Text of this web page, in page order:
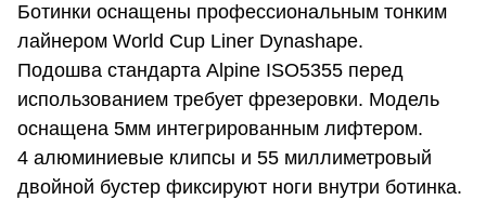
Ботинки оснащены профессиональным тонким
лайнером World Cup Liner Dynashape.
Подошва стандарта Alpine ISO5355 перед
использованием требует фрезеровки. Модель
оснащена 5мм интегрированным лифтером.
4 алюминиевые клипсы и 55 миллиметровый
двойной бустер фиксируют ноги внутри ботинка.